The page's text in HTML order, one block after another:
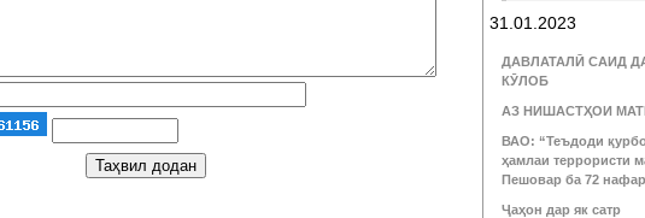
31.01.2023
ДАВЛАТАЛӢ САИД
КӮЛОБ
АЗ НИШАСТҲОИ
ВАО: “Теъдоди
ҳамлаи террористи
Пешовар ба 72
Ҷаҳон дар як сатр